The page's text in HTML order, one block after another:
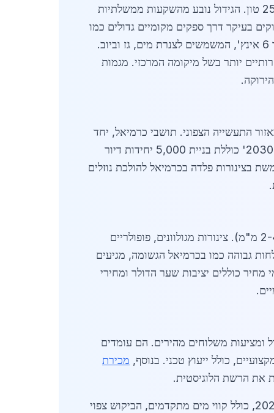
באפריל 2026, שוק צינורות פלדה בכרמיאל מוערך בכ-150 מיליון שקלים, עם נפח מכירות שנתי של כ-25,000 טון. הגידול נובע מהשקעות ממשלתיות
בעיקר דרך ספקים מקומיים גדולים כמו
חברות יבוא מרכזיות מחיפה שמספקות לכרמיאל באופן קבוע. הביקוש גבוה לצינורות בקטרים של 1/2 אינץ' עד 6 אינץ', המשמשים לצנרת מים, גז וביוב.
יותר בשל מיקומה המרכזי. מגמות
בגלל פרויקטי בנייה חדשים באזור התעשייה הצפוני. תושבי כרמיאל, יחד
עם ערים סמוכות, דורשים צינורות איכותיים לשיפוצים ביתיים ולפרויקטים ציבוריים. לדוגמה, תוכנית 'כרמיאל 2030' כוללת בניית 5,000 יחידות דיור
בצינורות פלדה בכרמיאל להולכת נוזלים
באפריל 2026, מחיר צינור פלדה שחור גלוי בקוטר 1 אינץ' עומד על 45-55 שקלים למטר, תלוי בעובי דופן (2-4 מ"מ). צינורות מגולוונים, פופולריים
קוטר. צינורות נירוסטה 304, המיועדים לסביבות לחות גבוהה כמו בכרמיאל הגשומה, מגיעים
הובלה. גורמי מחיר כוללים יציבות שער הדולר ומחירי
ומציעות משלוחים מהירים. הם עומדים
כולל ייעוץ טכני. בנוסף, מכירת
את הרשת הלוגיסטית.
צינורות פלדה בכרמיאל ממשיכים להיות בחירה מועדפת בשל עמידותם וזמינותם. עם תכנון תשתיות חדש ל-2026, כולל קווי מים מתקדמים, הביקוש צפוי